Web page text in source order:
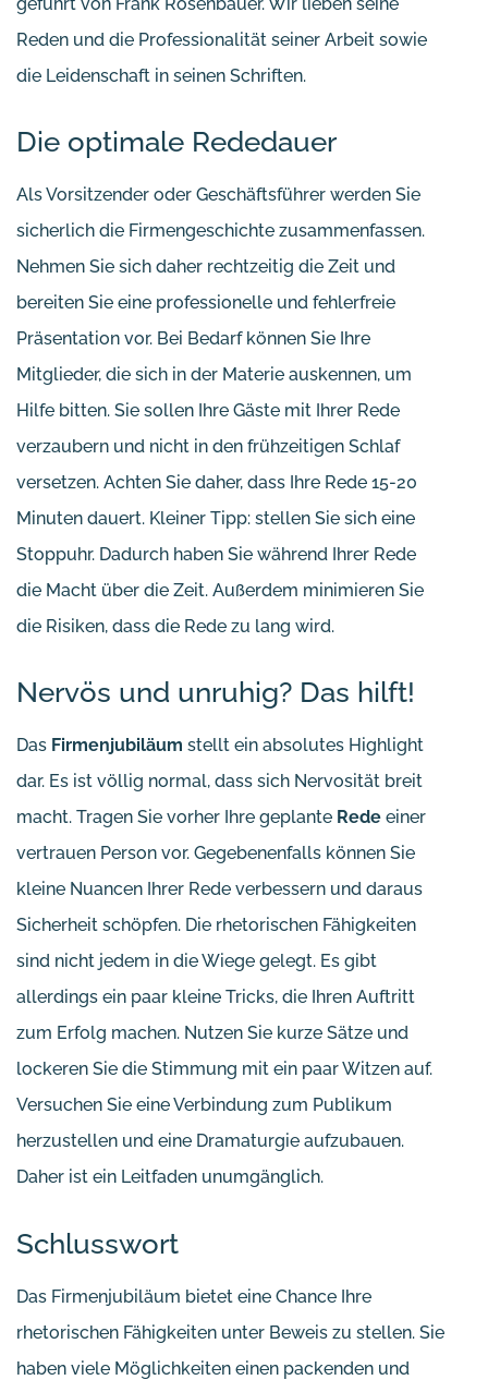
Reden und die Professionalität seiner Arbeit sowie
die Leidenschaft in seinen Schriften.
Die optimale Rededauer
Als Vorsitzender oder Geschäftsführer werden Sie
sicherlich die Firmengeschichte zusammenfassen.
Nehmen Sie sich daher rechtzeitig die Zeit und
bereiten Sie eine professionelle und fehlerfreie
Präsentation vor. Bei Bedarf können Sie Ihre
Mitglieder, die sich in der Materie auskennen, um
Hilfe bitten. Sie sollen Ihre Gäste mit Ihrer Rede
verzaubern und nicht in den frühzeitigen Schlaf
versetzen. Achten Sie daher, dass Ihre Rede 15-20
Minuten dauert. Kleiner Tipp: stellen Sie sich eine
Stoppuhr. Dadurch haben Sie während Ihrer Rede
die Macht über die Zeit. Außerdem minimieren Sie
die Risiken, dass die Rede zu lang wird.
Nervös und unruhig? Das hilft!
Das Firmenjubiläum stellt ein absolutes Highlight
dar. Es ist völlig normal, dass sich Nervosität breit
macht. Tragen Sie vorher Ihre geplante Rede einer
vertrauen Person vor. Gegebenenfalls können Sie
kleine Nuancen Ihrer Rede verbessern und daraus
Sicherheit schöpfen. Die rhetorischen Fähigkeiten
sind nicht jedem in die Wiege gelegt. Es gibt
allerdings ein paar kleine Tricks, die Ihren Auftritt
zum Erfolg machen. Nutzen Sie kurze Sätze und
lockeren Sie die Stimmung mit ein paar Witzen auf.
Versuchen Sie eine Verbindung zum Publikum
herzustellen und eine Dramaturgie aufzubauen.
Daher ist ein Leitfaden unumgänglich.
Schlusswort
Das Firmenjubiläum bietet eine Chance Ihre
rhetorischen Fähigkeiten unter Beweis zu stellen. Sie
haben viele Möglichkeiten einen packenden und